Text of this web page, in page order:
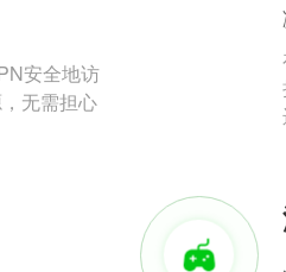
安全地访
无需担心